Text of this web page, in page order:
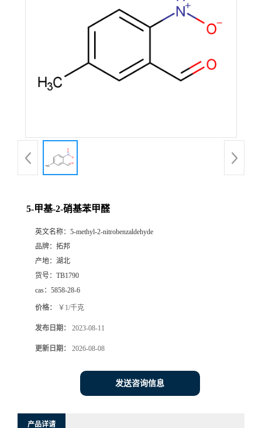
5-甲基-2-硝基苯甲醛
英文名称： 5-methyl-2-nitrobenzaldehyde
品牌： 拓邦
产地： 湖北
货号： TB1790
cas： 5858-28-6
价格： ￥1/千克
发布日期： 2023-08-11
更新日期： 2026-08-08
发送咨询信息
产品详请